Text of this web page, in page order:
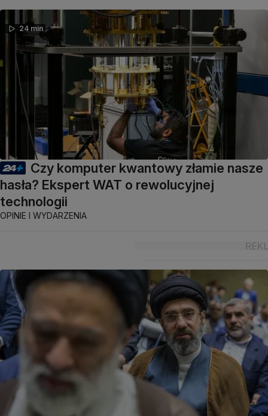
24 min
Czy komputer kwantowy złamie nasze
hasła? Ekspert WAT o rewolucyjnej
technologii
OPINIE I WYDARZENIA